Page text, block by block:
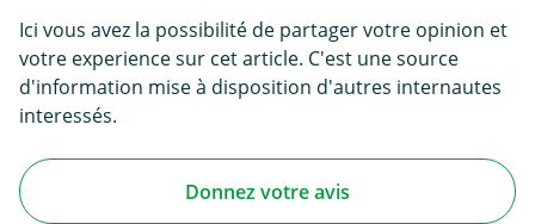
Ici vous avez la possibilité de partager votre opinion et
votre experience sur cet article. C'est une source
d'information mise à disposition d'autres internautes
interessés.
Donnez votre avis